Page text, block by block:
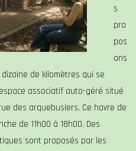
s
pro
pos
ons
de kilomètres qui se
associatif auto-géré situé
des arquebusiers. Ce havre de
de 11h00 à 18h00. Des
sont proposés par les